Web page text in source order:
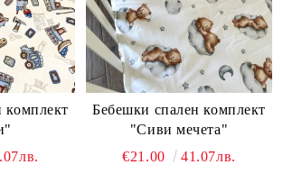
комплект
Бебешки спален комплект
"Сиви мечета"
€21.00
41.07лв.